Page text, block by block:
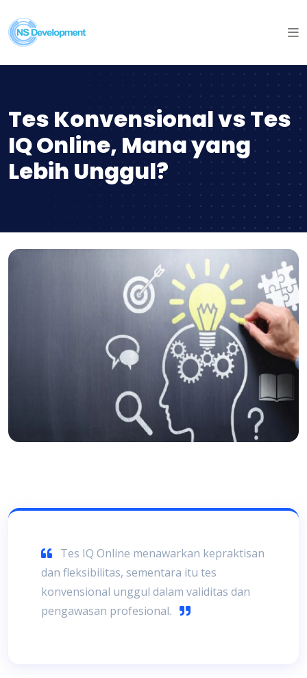
Tes Konvensional vs Tes
IQ Online, Mana yang
Lebih Unggul?
Tes IQ Online menawarkan kepraktisan
dan fleksibilitas, sementara itu tes
konvensional unggul dalam validitas dan
pengawasan profesional.